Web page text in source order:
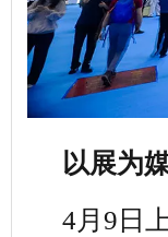
以展为
4月9日